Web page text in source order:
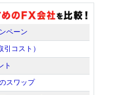
ペーン
引コスト）
ト
スワップ